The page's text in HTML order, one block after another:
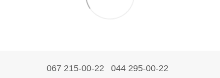
067 215-00-22 044 295-00-22